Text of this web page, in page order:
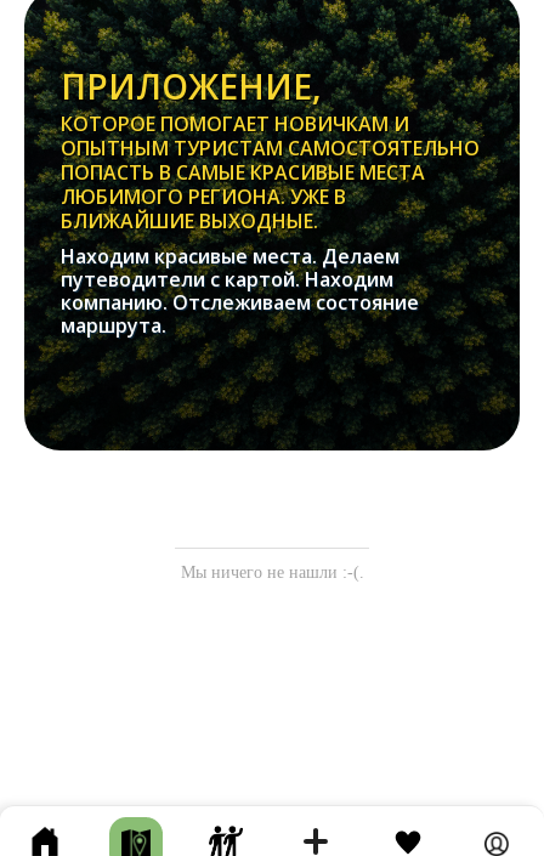
ПРИЛОЖЕНИЕ,
КОТОРОЕ ПОМОГАЕТ НОВИЧКАМ И
ОПЫТНЫМ ТУРИСТАМ САМОСТОЯТЕЛЬНО
ПОПАСТЬ В САМЫЕ КРАСИВЫЕ МЕСТА
ЛЮБИМОГО РЕГИОНА. УЖЕ В
БЛИЖАЙШИЕ ВЫХОДНЫЕ.
Находим красивые места. Делаем
путеводители с картой. Находим
компанию. Отслеживаем состояние
маршрута.
Мы ничего не нашли :-(.